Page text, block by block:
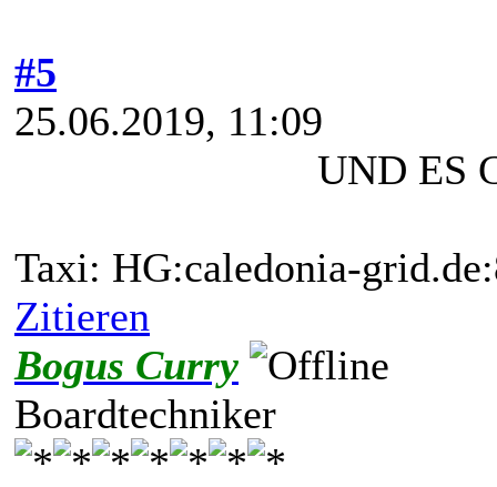
#5
25.06.2019, 11:09
UND ES
Taxi: HG:caledonia-
Zitieren
Bogus Curry
Boardtechniker